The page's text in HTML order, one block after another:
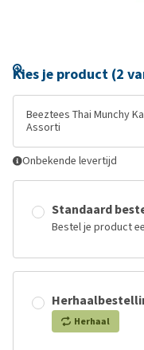
Kies je product (2
Beeztees Thai Munchy
Assorti
Onbekende levertijd
Standaard
Bestel je product
Herhaal